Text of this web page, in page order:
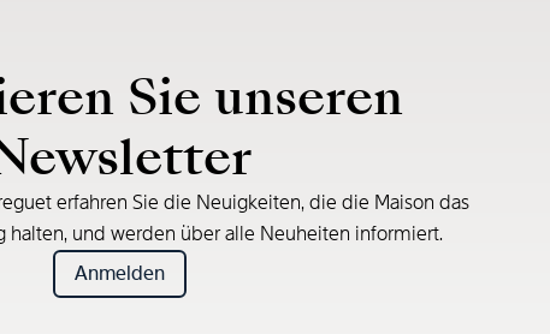
Sie unseren
erfahren Sie die Neuigkeiten, die die Maison das
halten, und werden über alle Neuheiten informiert.
Anmelden